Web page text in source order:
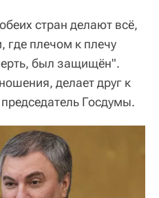
стран делают всё,
где плечом к плечу
был защищён".
делает друг к
Госдумы.